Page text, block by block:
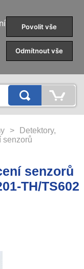
>
Detektory,
senzorů
senzorů
TH/TS602
Povolit vše
Odmítnout vše